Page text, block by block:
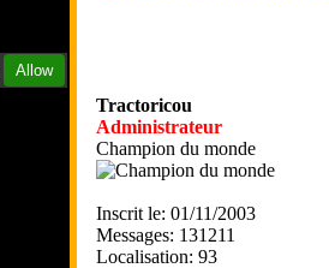
Allow
Tractoricou
Administrateur
Champion du monde
Inscrit le: 01/11/2003
Messages: 131211
Localisation: 93